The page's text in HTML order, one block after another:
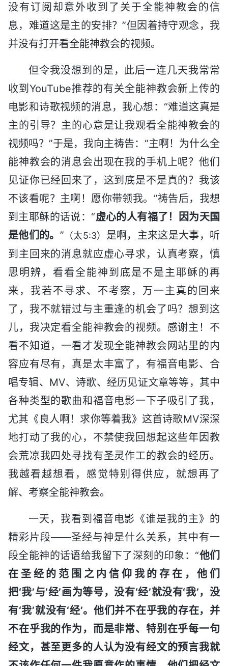
没有订阅却意外收到了关于全能神教会的信
息，难道这是主的安排？”但因着持守观念，我
并没有打开看全能神教会的视频。
但令我没想到的是，此后一连几天我常常
收到YouTube推荐的有关全能神教会新上传的
电影和诗歌视频的消息，我心想：“难道这真是
主的引导？主的心意是让我观看全能神教会的
视频吗？”于是，我向主祷告：“主啊！为什么全
能神教会的消息会出现在我的手机上呢？他们
见证你已经回来了，这到底是不是真的？我该
不该看呢？主啊！愿你带领我。”祷告后，我想
到主耶稣的话说：“虚心的人有福了！因为天国
是他们的。 ” （太5:3） 是啊，主来这是大事，听
到主回来的消息就应虚心寻求，认真考察，慎
思明辨，看看全能神到底是不是主耶稣的再
来，我若不寻求、不考察，万一主真的回来
了，我不就错过与主重逢的机会了吗？想到这
儿，我决定看全能神教会的视频。感谢主！不
看不知道，一看才发现全能神教会网站里的内
容应有尽有，真是太丰富了，有福音电影、合
唱专辑、MV、诗歌、经历见证文章等等，其中
各种类型的歌曲和福音电影一下子吸引了我，
尤其《良人啊！求你等着我》这首诗歌MV深深
地打动了我的心，不禁使我回想起这些年因教
会荒凉我四处寻找有圣灵作工的教会的经历。
我越看越想看，感觉特别得供应，就想再了
解、考察全能神教会。
一天，我看到福音电影《谁是我的主》的
精彩片段——圣经与神是什么关系，其中有一
段全能神的话语给我留下了深刻的印象：“他们
在圣经的范围之内信仰我的存在，他们
把‘我’与‘经’画为等号，没有‘经’就没有‘我’，没
有‘我’就没有‘经’。他们并不在乎我的存在，并
不在乎我的作为，而是非常、特别在乎每一句
经文，甚至更多的人认为没有经文的预言我就